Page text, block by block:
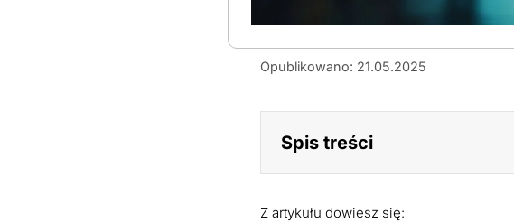
zwiększyć
internetu
Praktyczne
Opublikowano: 21.05.2025
Spis treści
Z artykułu dowiesz się: